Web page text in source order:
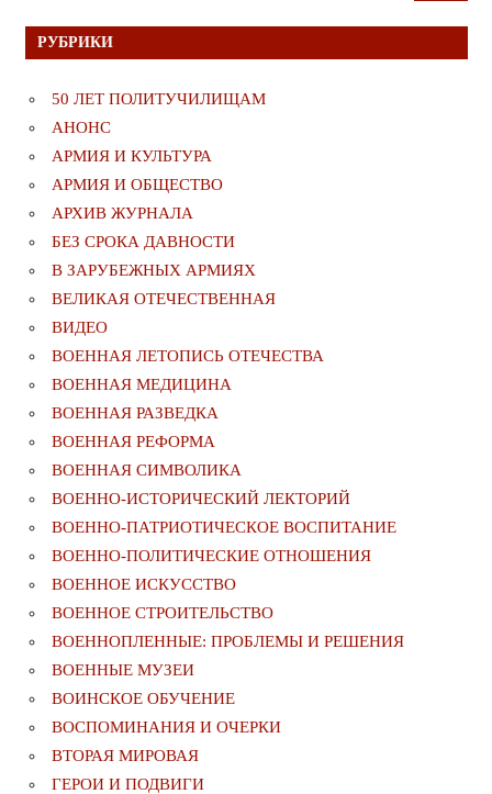
РУБРИКИ
50 ЛЕТ ПОЛИТУЧИЛИЩАМ
АНОНС
АРМИЯ И КУЛЬТУРА
АРМИЯ И ОБЩЕСТВО
АРХИВ ЖУРНАЛА
БЕЗ СРОКА ДАВНОСТИ
В ЗАРУБЕЖНЫХ АРМИЯХ
ВЕЛИКАЯ ОТЕЧЕСТВЕННАЯ
ВИДЕО
ВОЕННАЯ ЛЕТОПИСЬ ОТЕЧЕСТВА
ВОЕННАЯ МЕДИЦИНА
ВОЕННАЯ РАЗВЕДКА
ВОЕННАЯ РЕФОРМА
ВОЕННАЯ СИМВОЛИКА
ВОЕННО-ИСТОРИЧЕСКИЙ ЛЕКТОРИЙ
ВОЕННО-ПАТРИОТИЧЕСКОЕ ВОСПИТАНИЕ
ВОЕННО-ПОЛИТИЧЕСКИE ОТНОШЕНИЯ
ВОЕННОЕ ИСКУССТВО
ВОЕННОЕ СТРОИТЕЛЬСТВО
ВОЕННОПЛЕННЫЕ: ПРОБЛЕМЫ И РЕШЕНИЯ
ВОЕННЫЕ МУЗЕИ
ВОИНСКОЕ ОБУЧЕНИЕ
ВОСПОМИНАНИЯ И ОЧЕРКИ
ВТОРАЯ МИРОВАЯ
ГЕРОИ И ПОДВИГИ